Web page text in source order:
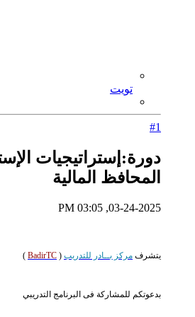
تويت
#1
دورة:إستراتيجيات
المحافظ المالية
03-24-2025, 03:05 PM
يتشرف مركز بــادر للتدريب (
BadirTC
)
بدعوتكم للمشاركة فى البرنامج التدريبي